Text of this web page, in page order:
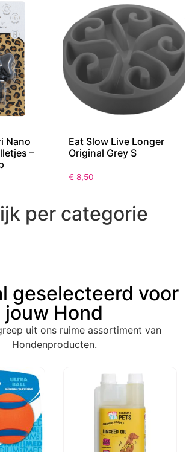
Nano
–
Eat Slow Live Longer
Original Grey S
€ 8,50
per categorie
geselecteerd voor
jouw Hond
uit ons ruime assortiment van
Hondenproducten.